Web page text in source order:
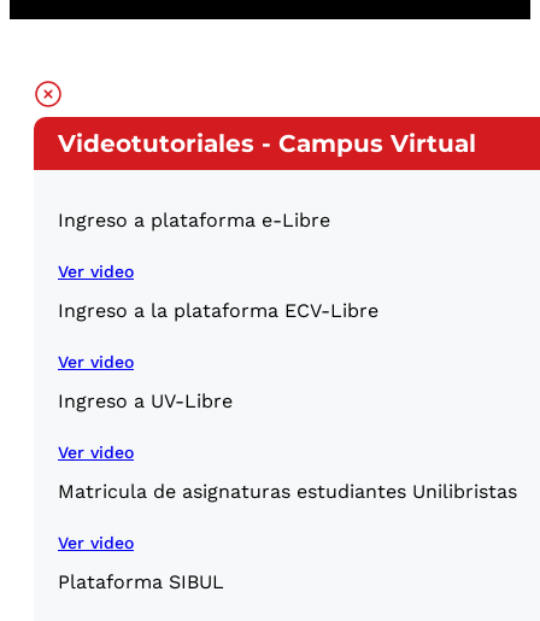
Videotutoriales - Campus Virtual
Ingreso a plataforma e-Libre
Ver video
Ingreso a la plataforma ECV-Libre
Ver video
Ingreso a UV-Libre
Ver video
Matricula de asignaturas estudiantes Unilibristas
Ver video
Plataforma SIBUL